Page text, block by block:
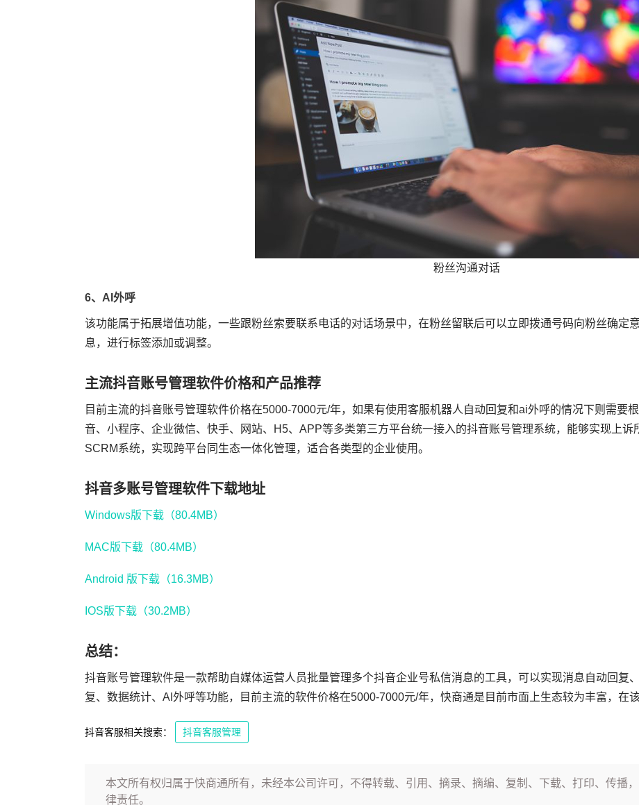
粉丝沟通对话
6、AI外呼
该功能属于拓展增值功能，一些跟粉丝索要联系电话的对话场景中，在粉丝留联后可以立即拨通号码向粉丝确定
息，进行标签添加或调整。
主流抖音账号管理软件价格和产品推荐
目前主流的抖音账号管理软件价格在5000-7000元/年，如果有使用客服机器人自动回复和ai外呼的情况下则需要
音、小程序、企业微信、快手、网站、H5、APP等多类第三方平台统一接入的抖音账号管理系统，能够实现上
SCRM系统，实现跨平台同生态一体化管理，适合各类型的企业使用。
抖音多账号管理软件下载地址
Windows版下载（80.4MB）
MAC版下载（80.4MB）
Android 版下载（16.3MB）
IOS版下载（30.2MB）
总结：
抖音账号管理软件是一款帮助自媒体运营人员批量管理多个抖音企业号私信消息的工具，可以实现消息自动回复
复、数据统计、AI外呼等功能，目前主流的软件价格在5000-7000元/年，快商通是目前市面上生态较为丰富，在
抖音客服相关搜索： 抖音客服管理
本文所有权归属于快商通所有，未经本公司许可，不得转载、引用、摘录、摘编、复制、下载、打印、传播
律责任。